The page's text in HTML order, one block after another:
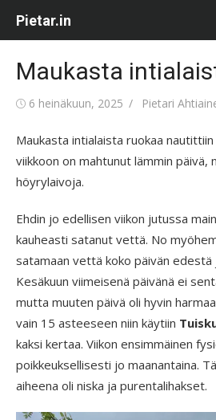
Pietar.in
Maukasta
Posted
6 heinäkuun, 2025 Author
Pietari
Maukasta intialaista ruokaa nautittiin
viikkoon on mahtunut lämmin päivä,
höyrylaivoja.
Ehdin jo edellisen viikon jutussa
kauheasti satanut vettä. No
satamaan vettä koko päivän edestä
Kesäkuun viimeisenä päivänä ei
mutta muuten päivä oli hyvin
vain 15 asteeseen niin käytiin
kaksi kertaa. Viikon ensimmäinen
poikkeuksellisesti jo maanantaina.
aiheena oli niska ja purentalihakset.